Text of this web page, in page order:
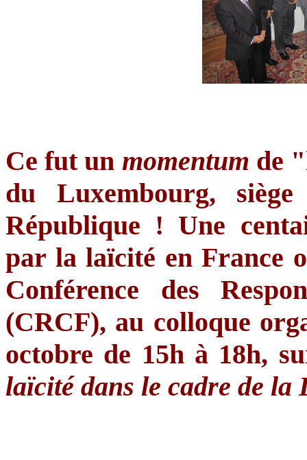
Ce futun momentum de "
du Luxembourg, siège
République ! Une
par la laïcité en France
Conférence des
(CRCF), au colloque
octobre de 15h à 18h,
laïcité dans le cadre de la